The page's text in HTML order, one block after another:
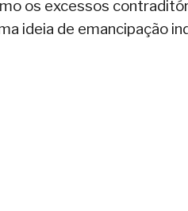
os excessos
ideia de emancipação